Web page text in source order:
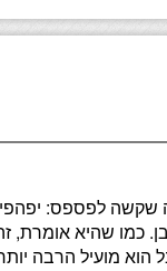
שקשה לפספס:
כמו שהיא
הוא מועיל הרבה